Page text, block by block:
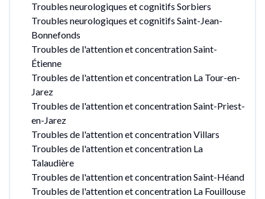
Troubles neurologiques et cognitifs Sorbiers
Troubles neurologiques et cognitifs Saint-Jean-
Bonnefonds
Troubles de l'attention et concentration Saint-
Étienne
Troubles de l'attention et concentration La Tour-en-
Jarez
Troubles de l'attention et concentration Saint-Priest-
en-Jarez
Troubles de l'attention et concentration Villars
Troubles de l'attention et concentration La
Talaudière
Troubles de l'attention et concentration Saint-Héand
Troubles de l'attention et concentration La Fouillouse